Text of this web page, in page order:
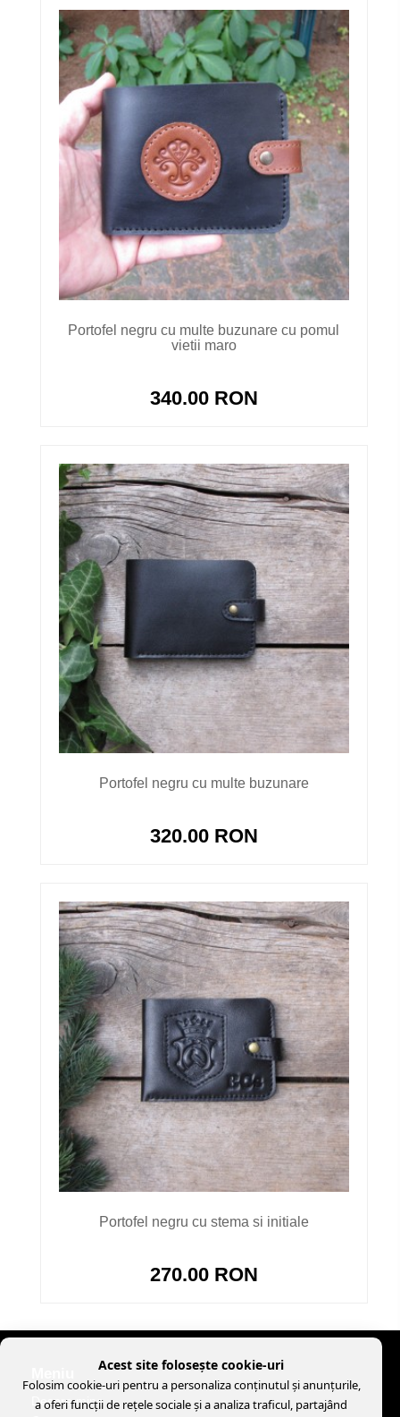
Portofel negru cu multe buzunare cu pomul
vietii maro
340.00 RON
Portofel negru cu multe buzunare
320.00 RON
Portofel negru cu stema si initiale
270.00 RON
Despre mine
Acest site folosește cookie-uri
Folosim cookie-uri pentru a personaliza conținutul și anunțurile,
a oferi funcții de rețele sociale și a analiza traficul, partajând